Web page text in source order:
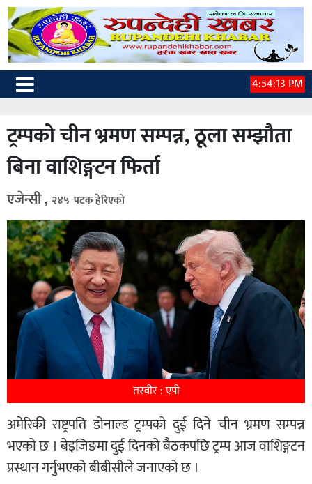
4:54:14 PM
ट्रम्पको चीन भ्रमण सम्पन्न, ठूला सम्झौता
बिना वाशिङ्गटन फिर्ता
एजेन्सी , २४५ पटक हेरिएको
तस्वीर : एपी
अमेरिकी राष्ट्रपति डोनाल्ड ट्रम्पको दुई दिने चीन भ्रमण सम्पन्न
भएको छ । बेइजिङमा दुई दिनको बैठकपछि ट्रम्प आज वाशिङ्गटन
प्रस्थान गर्नुभएको बीबीसीले जनाएको छ ।